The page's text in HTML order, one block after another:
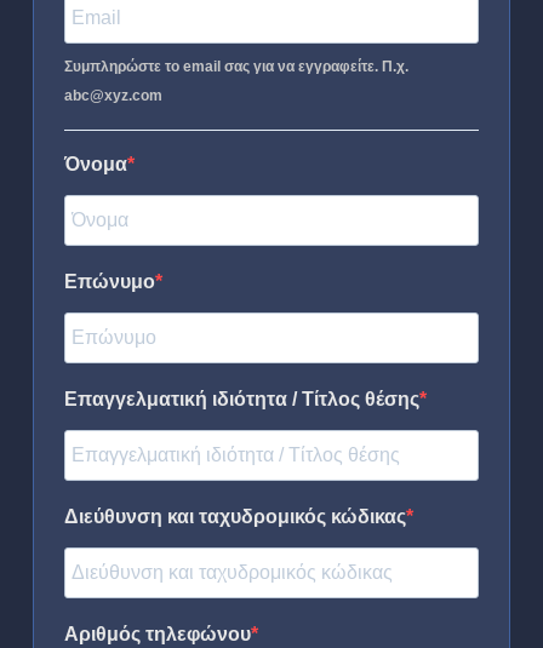
Συμπληρώστε το email σας για να εγγραφείτε. Π.χ.
abc@xyz.com
Όνομα
Επώνυμο
Επαγγελματική ιδιότητα / Τίτλος θέσης
Διεύθυνση και ταχυδρομικός κώδικας
Αριθμός τηλεφώνου